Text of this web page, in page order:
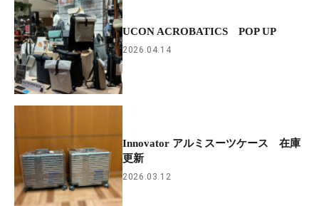
UCON ACROBATICS POP UP
2026.04.14
Innovator アルミスーツケース 在庫
更新
2026.03.12